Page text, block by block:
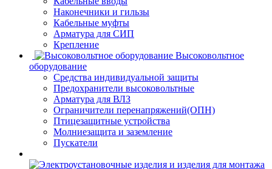
Наконечники и гильзы
Кабельные муфты
Арматура для СИП
Крепление
Высоковольтное
оборудование
Средства индивидуальной защиты
Предохранители высоковольтные
Арматура для ВЛЗ
Ограничители перенапряжений(ОПН)
Птицезащитные устройства
Молниезащита и заземление
Пускатели